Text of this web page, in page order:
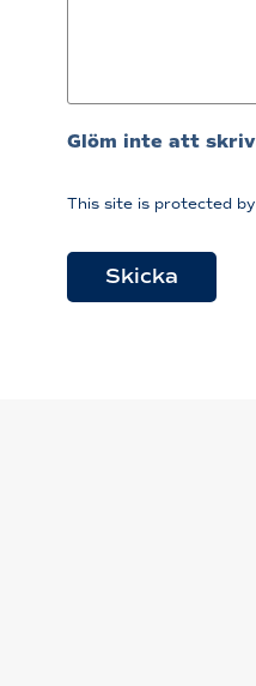
Glöm inte att
This site is protected
Skicka